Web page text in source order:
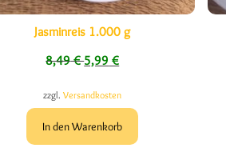
Jasminreis 1.000 g
8,49€Ursprünglicher Preis war: 8,49 €
5,99 €Aktueller Preis ist: 5,99 €.
zzgl.Versandkosten
In den Warenkorb